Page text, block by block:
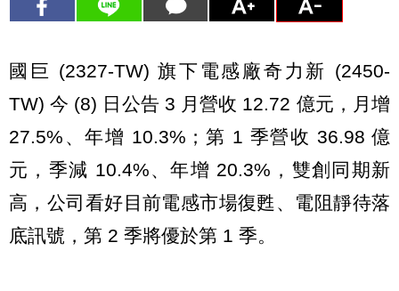
國巨 (2327-TW) 旗下電感廠奇力新 (2450-
TW) 今 (8) 日公告 3 月營收 12.72 億元，月增
27.5%、年增 10.3%；第 1 季營收 36.98 億
元，季減 10.4%、年增 20.3%，雙創同期新
高，公司看好目前電感市場復甦、電阻靜待落
底訊號，第 2 季將優於第 1 季。